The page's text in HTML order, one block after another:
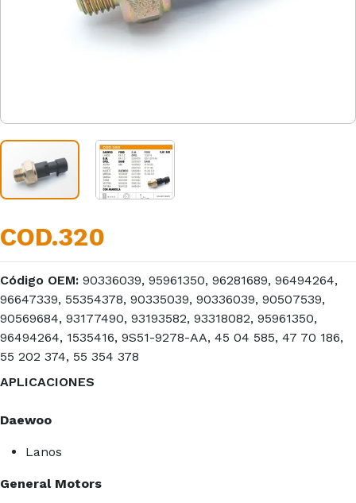
COD.320
Código OEM: 90336039, 95961350, 96281689, 96494264,
96647339, 55354378, 90335039, 90336039, 90507539,
90569684, 93177490, 93193582, 93318082, 95961350,
96494264, 1535416, 9S51-9278-AA, 45 04 585, 47 70 186,
55 202 374, 55 354 378
APLICACIONES
Daewoo
Lanos
General Motors